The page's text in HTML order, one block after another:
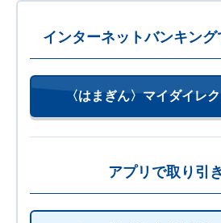
インターネットバンキン
〈はまぎん〉マイダイレ
アプリで取り引